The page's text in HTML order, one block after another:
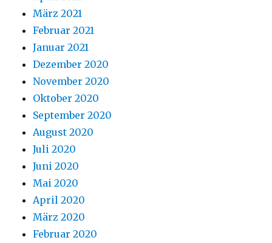
März 2021
Februar 2021
Januar 2021
Dezember 2020
November 2020
Oktober 2020
September 2020
August 2020
Juli 2020
Juni 2020
Mai 2020
April 2020
März 2020
Februar 2020